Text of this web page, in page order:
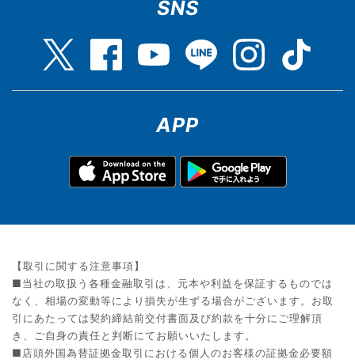
SNS
APP
【取引に関する注意事項】
■当社の取扱う各種金融取引は、元本や利益を保証するものでは
なく、相場の変動等により損失が生ずる場合がございます。お取
引にあたっては契約締結前交付書面及び約款を十分にご理解頂
き、ご自身の責任と判断にてお願いいたします。
■店頭外国為替証拠金取引における個人のお客様の証拠金必要額